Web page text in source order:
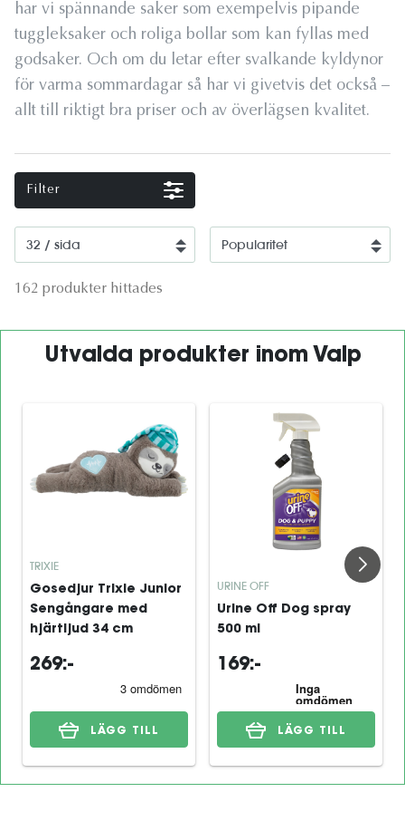
har vi spännande saker som exempelvis pipande
tuggleksaker och roliga bollar som kan fyllas med
godsaker. Och om du letar efter svalkande kyldynor
för varma sommardagar så har vi givetvis det också –
allt till riktigt bra priser och av överlägsen kvalitet.
Filter
162 produkter hittades
Utvalda produkter inom Valp
TRIXIE
Gosedjur Trixie Junior
Sengångare med
hjärtljud 34 cm
269:-
LÄGG TILL
URINE OFF
Urine Off Dog spray
500 ml
169:-
LÄGG TILL